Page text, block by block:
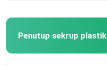
Penutup sekrup plastik